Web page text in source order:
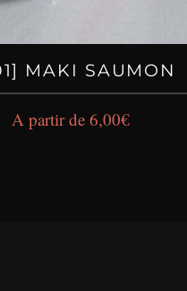
MAKI SAUMON
A partir de 6,00€